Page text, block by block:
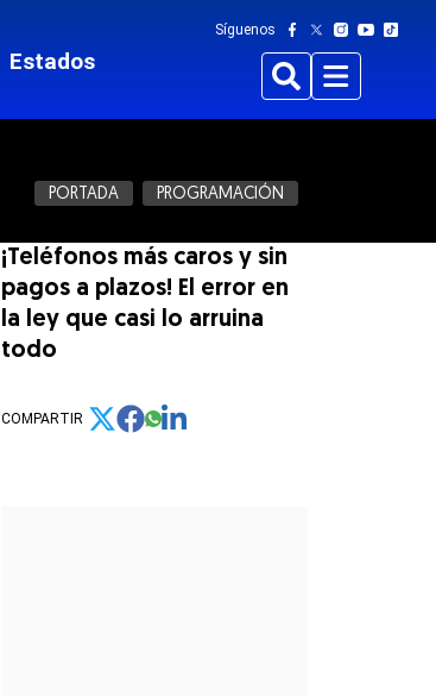
Estados
Síguenos
BuscarMenu
PORTADA PROGRAMACIÓN
¡Teléfonos más caros y sin
pagos a plazos! El error en
la ley que casi lo arruina
todo
COMPARTIR